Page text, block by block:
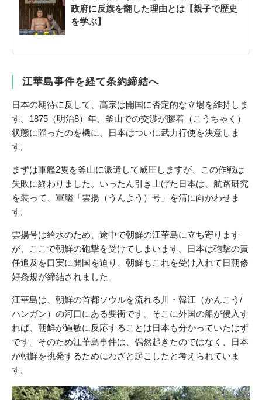
政府に反旗を翻した理由とは【親子で歴史
を学ぶ】
江華島事件を経て条約締結へ
日本の期待に反して、高宗は開国に否定的な立場を維持しま
す。1875（明治8）年、釜山での交渉が膠着（こうちゃく）
状態に陥ったのを機に、日本はついに武力行使を決意しま
す。
まずは軍艦2隻を釜山に派遣して威圧しますが、この作戦は
失敗に終わりました。いったん引き上げた日本は、航路研究
を装って、軍艦「雲揚（うんよう）号」を清に向かわせま
す。
雲揚号は給水のため、途中で朝鮮の江華島に立ち寄ります
が、ここで朝鮮の砲撃を受けてしまいます。日本は砲撃の責
任追及を口実に開国を迫り、朝鮮もこれを受け入れて日朝修
好条規が締結されました。
江華島は、朝鮮の首都ソウルを流れる川・韓江（かんこう/
ハンガン）の河口にある要衝です。そこに外国の船が侵入す
れば、朝鮮が過敏に反応することは日本も分かっていたはず
です。そのため江華島事件は、偶然起きたのではなく、日本
が朝鮮を挑発するためにわざと起こしたと考えられていま
す。